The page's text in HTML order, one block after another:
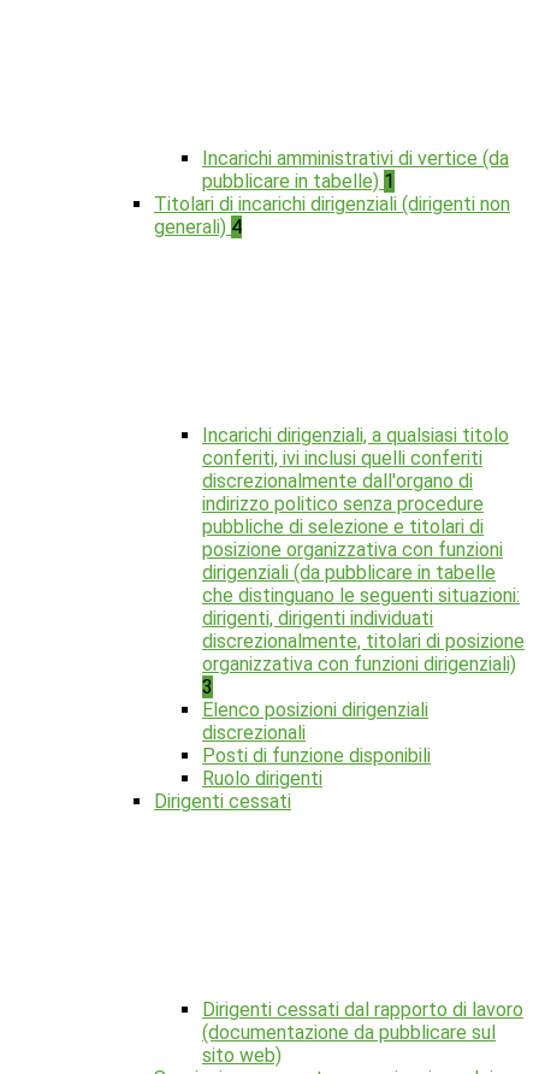
Incarichi amministrativi di vertice (da
pubblicare in tabelle) 1
Titolari di incarichi dirigenziali (dirigenti non
generali) 4
Incarichi dirigenziali, a qualsiasi titolo
conferiti, ivi inclusi quelli conferiti
discrezionalmente dall'organo di
indirizzo politico senza procedure
pubbliche di selezione e titolari di
posizione organizzativa con funzioni
dirigenziali (da pubblicare in tabelle
che distinguano le seguenti situazioni:
dirigenti, dirigenti individuati
discrezionalmente, titolari di posizione
organizzativa con funzioni dirigenziali)
3
Elenco posizioni dirigenziali
discrezionali
Posti di funzione disponibili
Ruolo dirigenti
Dirigenti cessati
Dirigenti cessati dal rapporto di lavoro
(documentazione da pubblicare sul
sito web)